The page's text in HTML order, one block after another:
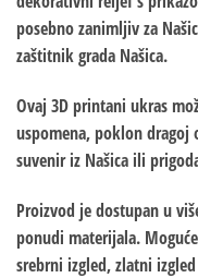
posebno zanimljiv za
zaštitnik grada Našica.
Ovaj 3D printani ukras
uspomena, poklon
suvenir iz Našica ili
Proizvod je dostupan u
ponudi materijala.
srebrni izgled, zlatni